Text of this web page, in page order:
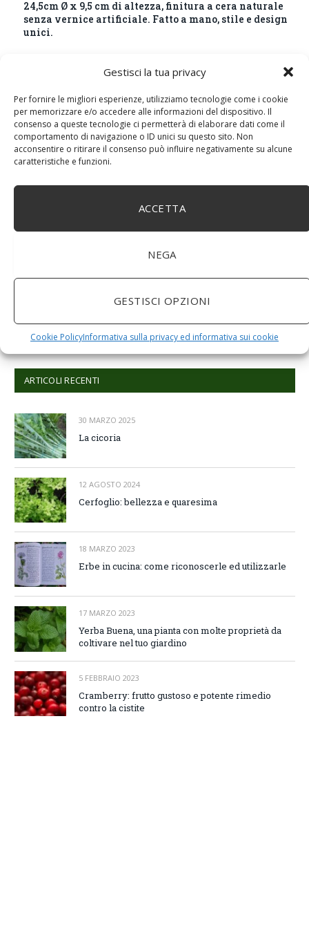
Gestisci la tua privacy
Per fornire le migliori esperienze, utilizziamo tecnologie come i cookie
per memorizzare e/o accedere alle informazioni del dispositivo. Il
consenso a queste tecnologie ci permetterà di elaborare dati come il
comportamento di navigazione o ID unici su questo sito. Non
acconsentire o ritirare il consenso può influire negativamente su alcune
caratteristiche e funzioni.
ACCETTA
NEGA
GESTISCI OPZIONI
Cookie PolicyInformativa sulla privacy ed informativa sui cookie
24,5cm Ø x 9,5 cm di altezza, finitura a cera naturale
senza vernice artificiale. Fatto a mano, stile e design
unici.
Grano Spremi Frutta Verdura Estrattore di Succo
ARTICOLI RECENTI
30 MARZO 2025
La cicoria
12 AGOSTO 2024
Cerfoglio: bellezza e quaresima
18 MARZO 2023
Erbe in cucina: come riconoscerle ed utilizzarle
17 MARZO 2023
Yerba Buena, una pianta con molte proprietà da
coltivare nel tuo giardino
5 FEBBRAIO 2023
Cramberry: frutto gustoso e potente rimedio
contro la cistite